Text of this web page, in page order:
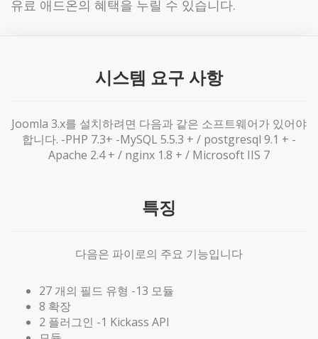
유료 애드온의 혜택을 누릴 수 있습니다.
시스템 요구 사항
Joomla 3.x를 설치하려면 다음과 같은 소프트웨어가 있어야
합니다. -PHP 7.3+ -MySQL 5.5.3 + / postgresql 9.1 + -
Apache 2.4 + / nginx 1.8 + / Microsoft IIS 7
특징
다음은 파이로의 주요 기능입니다
27 개의 필드 유형 -13 모듈
8 확장
2 플러그인 -1 Kickass API